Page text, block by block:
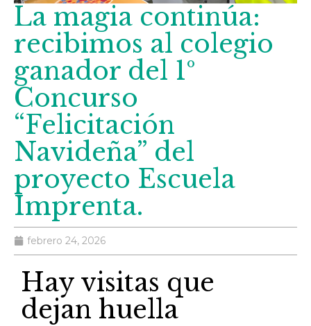
La magia continúa:
recibimos al colegio
ganador del 1º
Concurso
“Felicitación
Navideña” del
proyecto Escuela
Imprenta.
febrero 24, 2026
Hay visitas que
dejan huella